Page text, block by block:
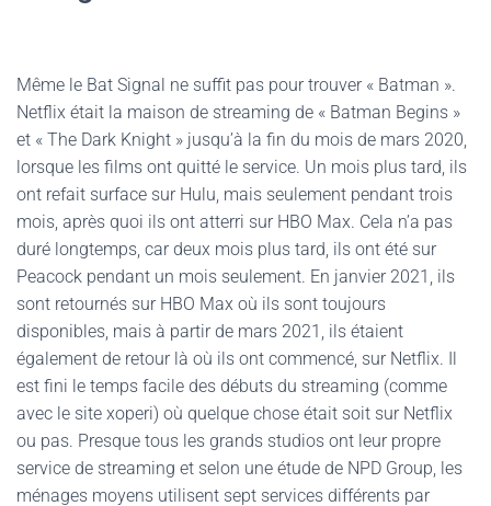
Même le Bat Signal ne suffit pas pour trouver « Batman ».
Netflix était la maison de streaming de « Batman Begins »
et « The Dark Knight » jusqu’à la fin du mois de mars 2020,
lorsque les films ont quitté le service. Un mois plus tard, ils
ont refait surface sur Hulu, mais seulement pendant trois
mois, après quoi ils ont atterri sur HBO Max. Cela n’a pas
duré longtemps, car deux mois plus tard, ils ont été sur
Peacock pendant un mois seulement. En janvier 2021, ils
sont retournés sur HBO Max où ils sont toujours
disponibles, mais à partir de mars 2021, ils étaient
également de retour là où ils ont commencé, sur Netflix. Il
est fini le temps facile des débuts du streaming (comme
avec le site xoperi) où quelque chose était soit sur Netflix
ou pas. Presque tous les grands studios ont leur propre
service de streaming et selon une étude de NPD Group, les
ménages moyens utilisent sept services différents par